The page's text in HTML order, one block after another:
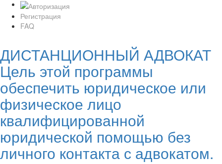
Регистрация
FAQ
ДИСТАНЦИОННЫЙ АДВОКАТ
Цель этой программы
обеспечить юридическое или
физическое лицо
квалифицированной
юридической помощью без
личного контакта с адвокатом.